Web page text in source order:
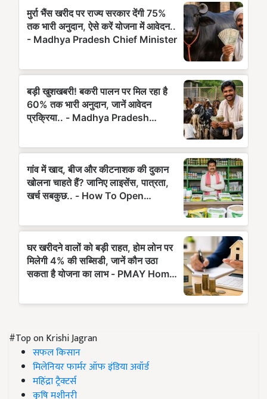
#Top on Krishi Jagran
सफल किसान
मिलेनियर फार्मर ऑफ इंडिया अवॉर्ड
महिंद्रा ट्रैक्टर्स